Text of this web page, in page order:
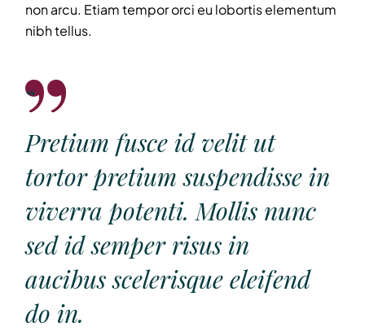
non arcu. Etiam tempor orci eu lobortis elementum
nibh tellus.
Pretium fusce id velit ut
tortor pretium suspendisse in
viverra potenti. Mollis nunc
sed id semper risus in
aucibus scelerisque eleifend
do in.